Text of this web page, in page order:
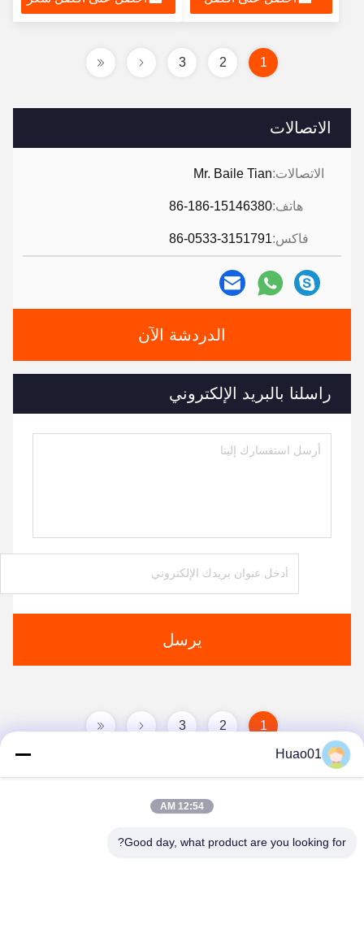
الاتصالات
الاتصالات:Mr. Baile Tian
هاتف:86-186-15146380
فاكس:86-0533-3151791
الدردشة الآن
راسلنا بالبريد الإلكتروني
يرسل
1
2
3
1
2
3
Huao01
12:54 AM
Good day, what product are you looking for?